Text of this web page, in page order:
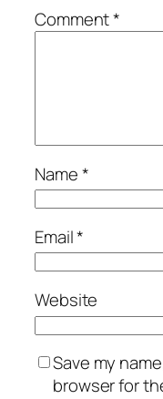
Comment*
Name*
Email*
Website
Save my
browser for